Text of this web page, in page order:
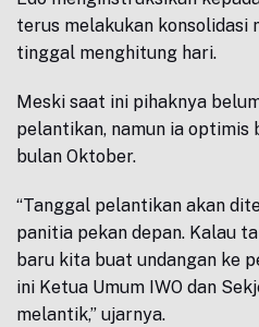
terus melakukan
tinggal menghitung hari.
Meski saat ini pihaknya
pelantikan, namun ia optimis
bulan Oktober.
“Tanggal pelantikan akan
panitia pekan depan. Kalau
baru kita buat undangan ke
ini Ketua Umum IWO dan
melantik,” ujarnya.